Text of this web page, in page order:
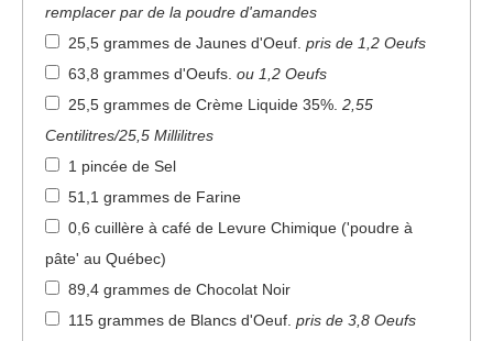
remplacer par de la poudre d'amandes
25,5 grammes de Jaunes d'Oeuf. pris de 1,2 Oeufs
63,8 grammes d'Oeufs. ou 1,2 Oeufs
25,5 grammes de Crème Liquide 35%. 2,55
Centilitres/25,5 Millilitres
1 pincée de Sel
51,1 grammes de Farine
0,6 cuillère à café de Levure Chimique ('poudre à
pâte' au Québec)
89,4 grammes de Chocolat Noir
115 grammes de Blancs d'Oeuf. pris de 3,8 Oeufs